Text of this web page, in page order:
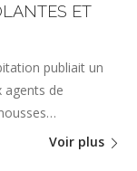
ET
publiait un
agents de
Voir plus